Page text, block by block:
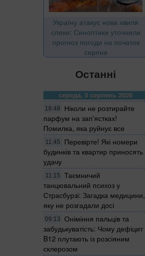
Україну атакує нова хвиля
спеки: Синоптики уточнили
прогноз погоди на початок
серпня
Останні
середа, 5 серпень 2026
18:48
Ніколи не розтирайте
парфум на зап'ястках!
Помилка, яка руйнує все
11:45
Перевірте! Які номери
будинків та квартир приносять
удачу
11:15
Таємничий
танцювальний психоз у
Страсбурзі: Загадка медицини,
яку не розгадали досі
09:13
Оніміння пальців та
забудькуватість: Чому дефіцит
B12 плутають із розсіяним
склерозом